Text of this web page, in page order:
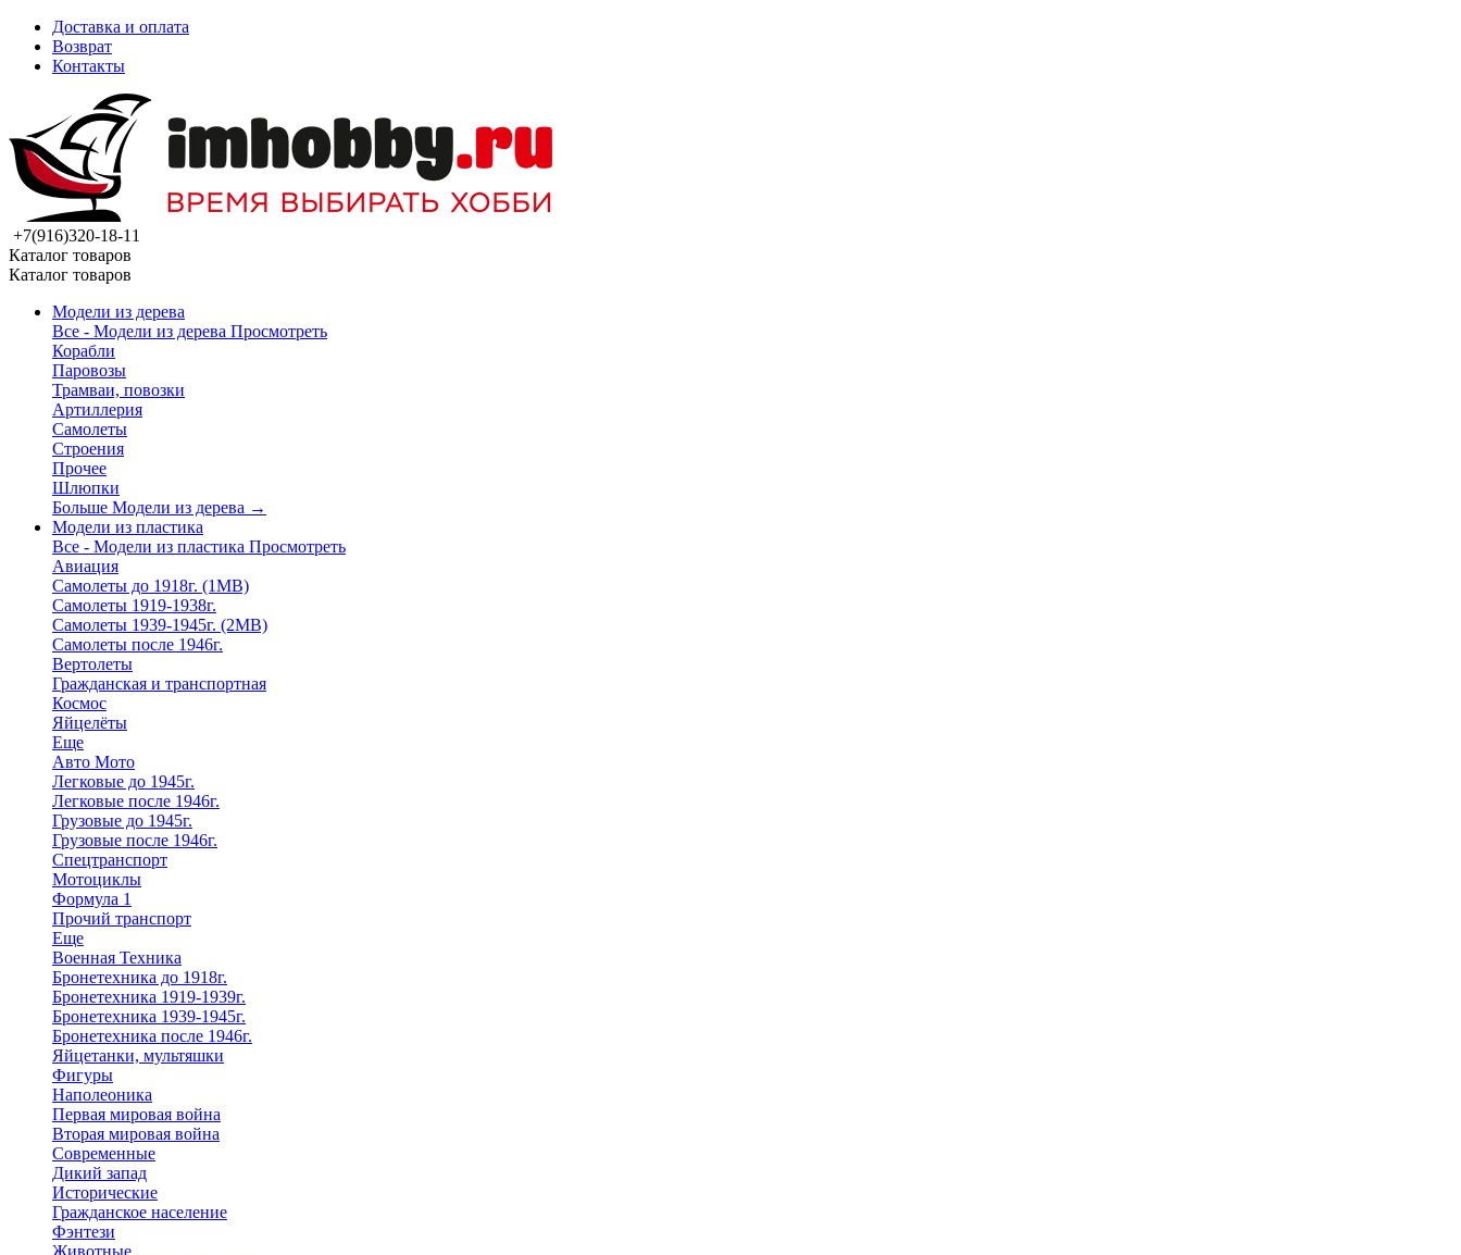
Доставка и оплата
Возврат
Контакты
+7(916)320-18-11
Каталог товаров
Каталог товаров
Модели из дерева
Все - Модели из дерева Просмотреть
Корабли
Паровозы
Трамваи, повозки
Артиллерия
Самолеты
Строения
Прочее
Шлюпки
Больше Модели из дерева →
Модели из пластика
Все - Модели из пластика Просмотреть
Авиация
Самолеты до 1918г. (1МВ)
Самолеты 1919-1938г.
Самолеты 1939-1945г. (2МВ)
Самолеты после 1946г.
Вертолеты
Гражданская и транспортная
Космос
Яйцелёты
Еще
Авто Мото
Легковые до 1945г.
Легковые после 1946г.
Грузовые до 1945г.
Грузовые после 1946г.
Спецтранспорт
Мотоциклы
Формула 1
Прочий транспорт
Еще
Военная Техника
Бронетехника до 1918г.
Бронетехника 1919-1939г.
Бронетехника 1939-1945г.
Бронетехника после 1946г.
Яйцетанки, мультяшки
Фигуры
Наполеоника
Первая мировая война
Вторая мировая война
Современные
Дикий запад
Исторические
Гражданское население
Фэнтези
Животные